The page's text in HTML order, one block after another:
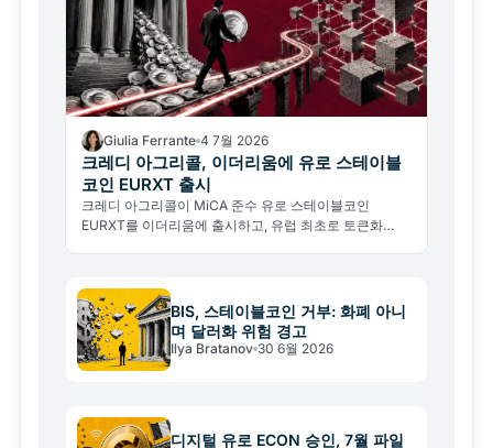
Giulia Ferrante 4 7월 2026
크레디 아그리콜, 이더리움에 유로 스테이블
코인 EURXT 출시
크레디 아그리콜이 MiCA 준수 유로 스테이블코인
EURXT를 이더리움에 출시하고, 유럽 최초로 토큰화
BIS, 스테이블코인 거부: 화폐 아니
며 달러화 위험 경고
Ilya Bratanov 30 6월 2026
디지털 유로 ECON 승인, 7월 파일